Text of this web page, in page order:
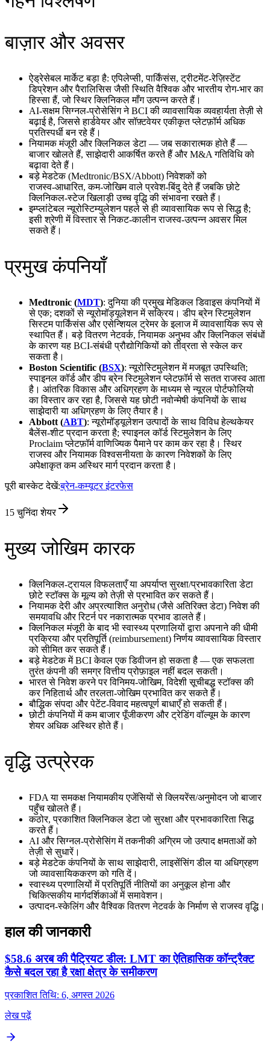
बाज़ार और अवसर
ऐड्रेसेबल मार्केट बड़ा है: एपिलेप्सी, पार्किंसंस, ट्रीटमेंट‑रेज़िस्टेंट
डिप्रेशन और पैरालिसिस जैसी स्थिति वैश्विक और भारतीय रोग‑भार का
हिस्सा हैं, जो स्थिर क्लिनिकल माँग उत्पन्न करते हैं।
AI‑सक्षम सिग्नल‑प्रोसेसिंग ने BCI की व्यावसायिक व्यवहार्यता तेज़ी से
बढ़ाई है, जिससे हार्डवेयर और सॉफ़्टवेयर एकीकृत प्लेटफ़ॉर्म अधिक
प्रतिस्पर्धी बन रहे हैं।
नियामक मंजूरी और क्लिनिकल डेटा — जब सकारात्मक होते हैं —
बाजार खोलते हैं, साझेदारी आकर्षित करते हैं और M&A गतिविधि को
बढ़ावा देते हैं।
बड़े मेडटेक (Medtronic/BSX/Abbott) निवेशकों को
राजस्व‑आधारित, कम‑जोखिम वाले प्रवेश‑बिंदु देते हैं जबकि छोटे
क्लिनिकल‑स्टेज खिलाड़ी उच्च वृद्धि की संभावना रखते हैं।
इम्प्लांटेबल न्यूरोस्टिम्युलेशन पहले से ही व्यावसायिक रूप से सिद्ध है;
इसी श्रेणी में विस्तार से निकट‑कालीन राजस्व‑उत्पन्न अवसर मिल
सकते हैं।
प्रमुख कंपनियाँ
Medtronic (MDT): दुनिया की प्रमुख मेडिकल डिवाइस कंपनियों में
से एक; दशकों से न्यूरोमॉड्यूलेशन में सक्रिय। डीप ब्रेन स्टिमुलेशन
सिस्टम पार्किंसंस और एसेन्शियल ट्रेमर के इलाज में व्यावसायिक रूप से
स्थापित हैं। बड़े वितरण नेटवर्क, नियामक अनुभव और क्लिनिकल संबंधों
के कारण यह BCI‑संबंधी प्रौद्योगिकियों को तीव्रता से स्केल कर
सकता है।
Boston Scientific (BSX): न्यूरोस्टिमुलेशन में मजबूत उपस्थिति;
स्पाइनल कॉर्ड और डीप ब्रेन स्टिमुलेशन प्लेटफ़ॉर्म से सतत राजस्व आता
है। आंतरिक विकास और अधिग्रहण के माध्यम से न्यूरल पोर्टफोलियो
का विस्तार कर रहा है, जिससे यह छोटी नवोन्मेषी कंपनियों के साथ
साझेदारी या अधिग्रहण के लिए तैयार है।
Abbott (ABT): न्यूरोमॉड्यूलेशन उत्पादों के साथ विविध हेल्थकेयर
बैलेंस‑शीट प्रदान करता है; स्पाइनल कॉर्ड स्टिमुलेशन के लिए
Proclaim प्लेटफ़ॉर्म वाणिज्यिक पैमाने पर काम कर रहा है। स्थिर
राजस्व और नियामक विश्वसनीयता के कारण निवेशकों के लिए
अपेक्षाकृत कम अस्थिर मार्ग प्रदान करता है।
पूरी बास्केट देखें:ब्रेन-कम्यूटर इंटरफेस
15 चुनिंदा शेयर
मुख्य जोखिम कारक
क्लिनिकल‑ट्रायल विफलताएँ या अपर्याप्त सुरक्षा/प्रभावकारिता डेटा
छोटे स्टॉक्स के मूल्य को तेज़ी से प्रभावित कर सकते हैं।
नियामक देरी और अप्रत्याशित अनुरोध (जैसे अतिरिक्त डेटा) निवेश की
समयावधि और रिटर्न पर नकारात्मक प्रभाव डालते हैं।
क्लिनिकल मंजूरी के बाद भी स्वास्थ्य प्रणालियों द्वारा अपनाने की धीमी
प्रक्रिया और प्रतिपूर्ति (reimbursement) निर्णय व्यावसायिक विस्तार
को सीमित कर सकते हैं।
बड़े मेडटेक में BCI केवल एक डिवीजन हो सकता है — एक सफलता
तुरंत कंपनी की समग्र वित्तीय प्रोफ़ाइल नहीं बदल सकती।
भारत से निवेश करने पर विनिमय‑जोखिम, विदेशी सूचीबद्ध स्टॉक्स की
कर निहितार्थ और तरलता‑जोखिम प्रभावित कर सकते हैं।
बौद्धिक संपदा और पेटेंट‑विवाद महत्वपूर्ण बाधाएँ हो सकती हैं।
छोटी कंपनियों में कम बाजार पूँजीकरण और ट्रेडिंग वॉल्यूम के कारण
शेयर अधिक अस्थिर होते हैं।
वृद्धि उत्प्रेरक
FDA या समकक्ष नियामकीय एजेंसियों से क्लियरेंस/अनुमोदन जो बाजार
पहुँच खोलते हैं।
कठोर, प्रकाशित क्लिनिकल डेटा जो सुरक्षा और प्रभावकारिता सिद्ध
करते हैं।
AI और सिग्नल‑प्रोसेसिंग में तकनीकी अग्रिम जो उत्पाद क्षमताओं को
तेज़ी से सुधारें।
बड़े मेडटेक कंपनियों के साथ साझेदारी, लाइसेंसिंग डील या अधिग्रहण
जो व्यावसायिककरण को गति दें।
स्वास्थ्य प्रणालियों में प्रतिपूर्ति नीतियों का अनुकूल होना और
चिकित्सकीय मार्गदर्शिकाओं में समावेशन।
उत्पादन‑स्केलिंग और वैश्विक वितरण नेटवर्क के निर्माण से राजस्व वृद्धि।
हाल की जानकारी
$58.6 अरब की पैट्रियट डील: LMT का ऐतिहासिक कॉन्ट्रैक्ट
कैसे बदल रहा है रक्षा क्षेत्र के समीकरण
प्रकाशित तिथि: 6, अगस्त 2026
लेख पढ़ें